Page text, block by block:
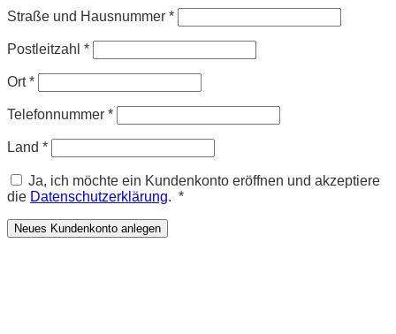
Straße und Hausnummer *
Postleitzahl *
Ort*
Telefonnummer *
Land *
Ja, ich möchte ein Kundenkonto eröffnen und akzeptiere
die Datenschutzerklärung. *Erforderlich
Neues Kundenkonto anlegen